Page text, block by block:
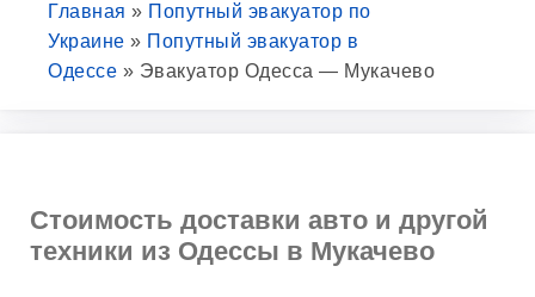
Главная » Попутный эвакуатор по
Украине » Попутный эвакуатор в
Одессе » Эвакуатор Одесса — Мукачево
Стоимость доставки авто и другой
техники из Одессы в Мукачево